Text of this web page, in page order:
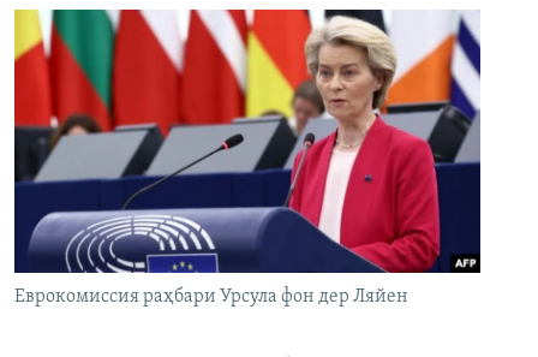
Еврокомиссия раҳбари Урсула фон дер Ляйен